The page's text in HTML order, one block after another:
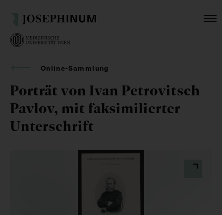
Online-Sammlung
Porträt von Ivan Petrovitsch
Pavlov, mit faksimilierter
Unterschrift